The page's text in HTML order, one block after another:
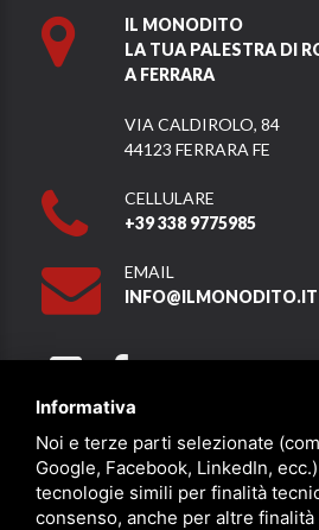
IL MONODITO
LA TUA PALESTRA DI
A FERRARA
VIA CALDIROLO, 84
44123 FERRARA FE
CELLULARE
+39 338 9775985
EMAIL
INFO@ILMONODITO.IT
Partner
Informativa
Noi e terze parti selezionate
Google, Facebook, LinkedIn,
tecnologie simili per finalità
consenso, anche per altre